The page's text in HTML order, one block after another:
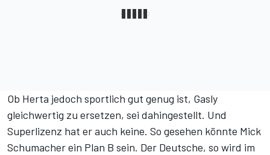
Ob Herta jedoch sportlich gut genug ist, Gasly
gleichwertig zu ersetzen, sei dahingestellt. Und
Superlizenz hat er auch keine. So gesehen könnte Mick
Schumacher ein Plan B sein. Der Deutsche, so wird im